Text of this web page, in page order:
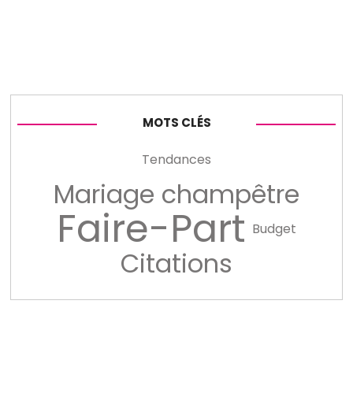
MOTS CLÉS
Tendances
Mariage champêtre
Faire-Part Budget
Citations